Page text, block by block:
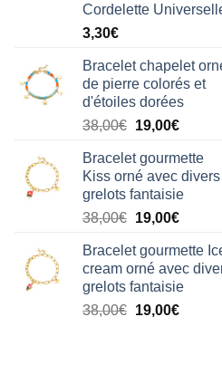
Cordelette
3,30€
Bracelet chapelet
de pierre colorés et
d'étoiles dorées
38,00€ Le
initial
était :
38,00€.
19,00€Le
actuel
est :
19,00€.
Bracelet gourmette
Kiss orné avec divers
grelots fantaisie
38,00€ Le
initial
était :
38,00€.
19,00€Le
actuel
est :
19,00€.
Bracelet gourmette
cream orné avec
grelots fantaisie
38,00€ Le
19,00€Le